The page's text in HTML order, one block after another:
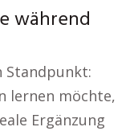
während
Standpunkt:
lernen möchte,
Ergänzung